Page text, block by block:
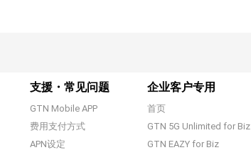
支援・常见问题
GTN Mobile APP
费用支付方式
APN设定
企业客户专用
首页
GTN 5G Unlimited for Biz
GTN EAZY for Biz